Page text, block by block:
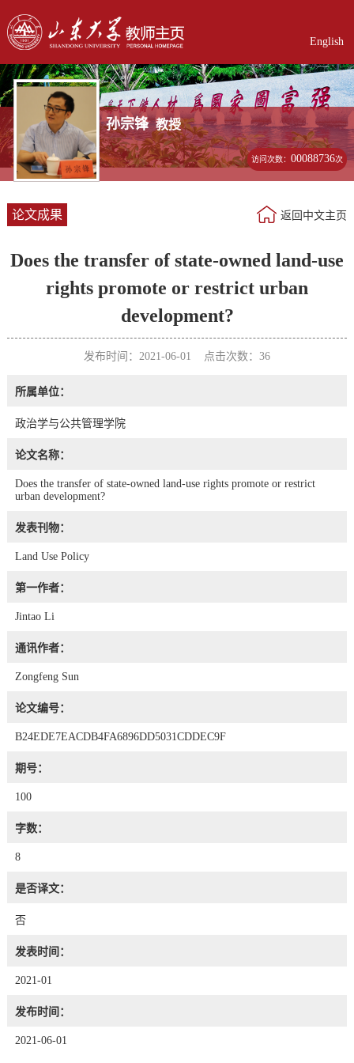
English
孙宗锋 教授
访问次数：00088736次
论文成果 返回中文主页
Does the transfer of state-owned land-use
rights promote or restrict urban
development?
发布时间：2021-06-01 点击次数： 36
所属单位：
政治学与公共管理学院
论文名称：
Does the transfer of state-owned land-use rights promote or restrict
urban development?
发表刊物：
Land Use Policy
第一作者：
Jintao Li
通讯作者：
Zongfeng Sun
论文编号：
B24EDE7EACDB4FA6896DD5031CDDEC9F
期号：
100
字数：
8
是否译文：
否
发表时间：
2021-01
发布时间：
2021-06-01